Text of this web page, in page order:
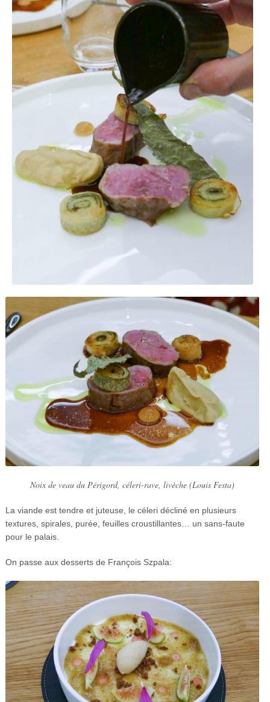
Noix de veau du Périgord, céleri-rave, livèche (Louis Festa)
La viande est tendre et juteuse, le céleri décliné en plusieurs
textures, spirales, purée, feuilles croustillantes… un sans-faute
pour le palais.
On passe aux desserts de François Szpala: